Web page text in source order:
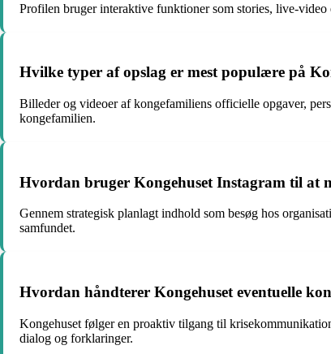
Profilen bruger interaktive funktioner som stories, live-
Hvilke typer af opslag er mest populære på
Billeder og videoer af kongefamiliens officielle opgaver,
kongefamilien.
Hvordan bruger Kongehuset Instagram til at
Gennem strategisk planlagt indhold som besøg hos
samfundet.
Hvordan håndterer Kongehuset eventuelle
Kongehuset følger en proaktiv tilgang til
dialog og forklaringer.